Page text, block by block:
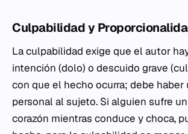
Culpabilidad y
La culpabilidad exige que el autor
intención (dolo) o descuido grave (
con que el hecho ocurra; debe haber
personal al sujeto. Si alguien sufre
corazón mientras conduce y choca,